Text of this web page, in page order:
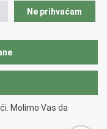
Ne prihvaćam
Molimo Vas da